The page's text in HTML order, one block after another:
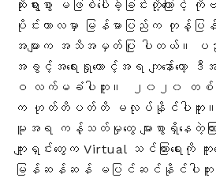
ဆိုးရွားစွာ မဖြစ်ပေါ်ခဲ့ခြင်းတို့ကြောင့်
ပိုင်းကာလမှာ မြန်မာပြည်က တုန့်ပြ
အများက အသိအမှတ်ပြု ပါတယ်။ ပည
အခွင့်အရေးရှုထောင့်အရ ကျနော်တော့
ဝ လက်မခံပါဘူး။ ၂၀၂၀ တစ်နှစ်လုံ
က ဟုတ်တိပတ်တိ မလုပ်နိုင်ပါဘူး။
မူအရ ကန့်သတ်မှုတွေ များစွာရှိနေတဲ့က
ကျူးရှင်းတွေက Virtual သင်ကြားရေးကို ကူ
မြန်ဆန်ဆန် မပြင်ဆင်နိုင်ပါဘူး